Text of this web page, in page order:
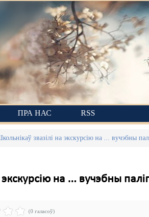
ПРА НАС RSS
звазілі на экскурсію на ... вучэбны
экскурсію на ... вучэбны
(0 галасоў)